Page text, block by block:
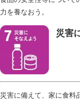
力を養なおう。
災害
災害に備えて、家に食料